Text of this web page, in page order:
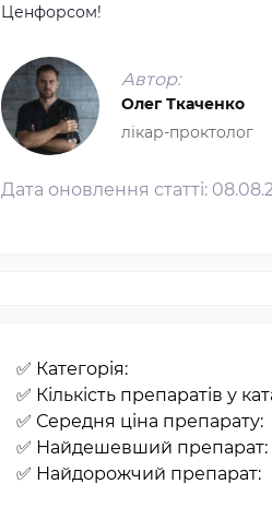
Ценфорсом!
Автор:
Олег Ткаченко
лікар-проктолог
Дата оновлення статті:
✅ Категорія:
✅ Кількість препаратів у
✅ Середня ціна препарату:
✅ Найдешевший препарат:
✅ Найдорожчий препарат: